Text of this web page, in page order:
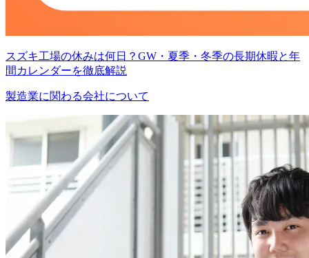
スズキ工場の休みは何日？GW・夏季・冬季の長期休暇と年
間カレンダーを徹底解説
製造業に関わる会社について